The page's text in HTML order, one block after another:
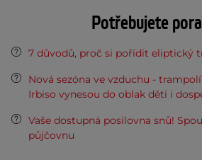
Potřebujete
7 důvodů, proč si pořídit eliptický
Nová sezóna ve vzduchu -
Irbiso vynesou do oblak děti i
Vaše dostupná posilovna snů!
půjčovnu